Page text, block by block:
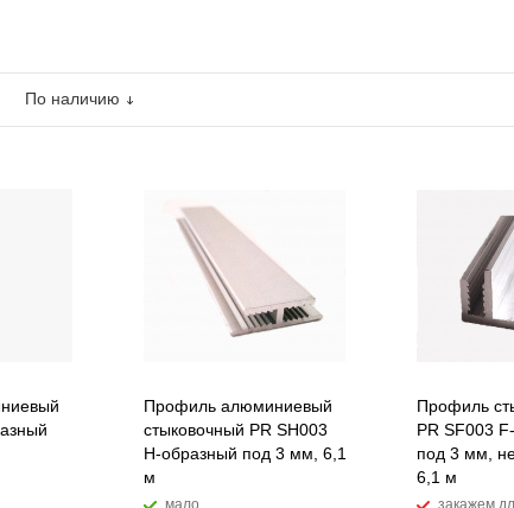
По наличию
Профиль алюминиевый
стыковочный PR SH003
H-образный под 3 мм, 6,1
м
мало
Профиль
PR SF003
под 3 мм,
6,1 м
закажем